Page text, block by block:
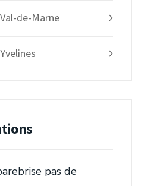
de-Marne
pas de